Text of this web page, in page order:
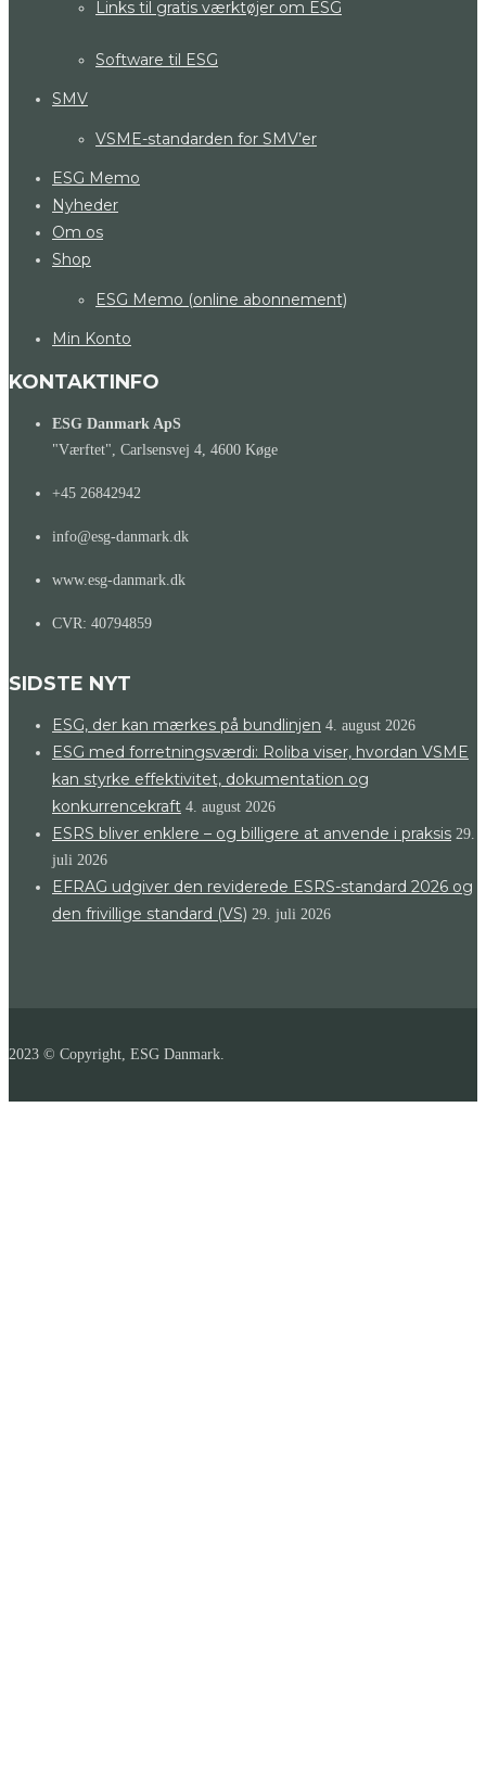
Links til gratis værktøjer om ESG
Software til ESG
SMV
VSME-standarden for SMV’er
ESG Memo
Nyheder
Om os
Shop
ESG Memo (online abonnement)
Min Konto
KONTAKTINFO
ESG Danmark ApS
"Værftet", Carlsensvej 4, 4600 Køge
+45 26842942
info@esg-danmark.dk
www.esg-danmark.dk
CVR: 40794859
SIDSTE NYT
ESG, der kan mærkes på bundlinjen 4. august 2026
ESG med forretningsværdi: Roliba viser, hvordan VSME
kan styrke effektivitet, dokumentation og
konkurrencekraft 4. august 2026
ESRS bliver enklere – og billigere at anvende i praksis 29.
juli 2026
EFRAG udgiver den reviderede ESRS-standard 2026 og
den frivillige standard (VS) 29. juli 2026
2023 © Copyright, ESG Danmark.